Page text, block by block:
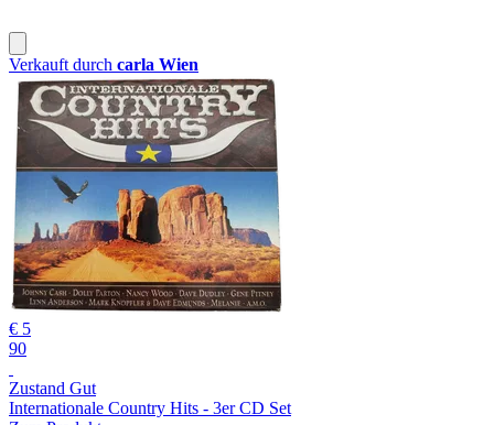
Verkauft durch carla Wien
€ 5
90
Zustand Gut
Internationale Country Hits - 3er CD Set